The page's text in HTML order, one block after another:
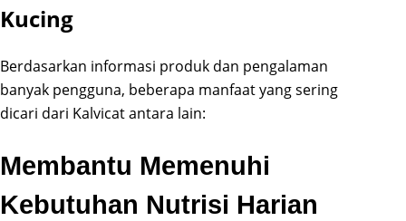
Kucing
Berdasarkan informasi produk dan pengalaman
banyak pengguna, beberapa manfaat yang sering
dicari dari Kalvicat antara lain:
Membantu Memenuhi
Kebutuhan Nutrisi Harian